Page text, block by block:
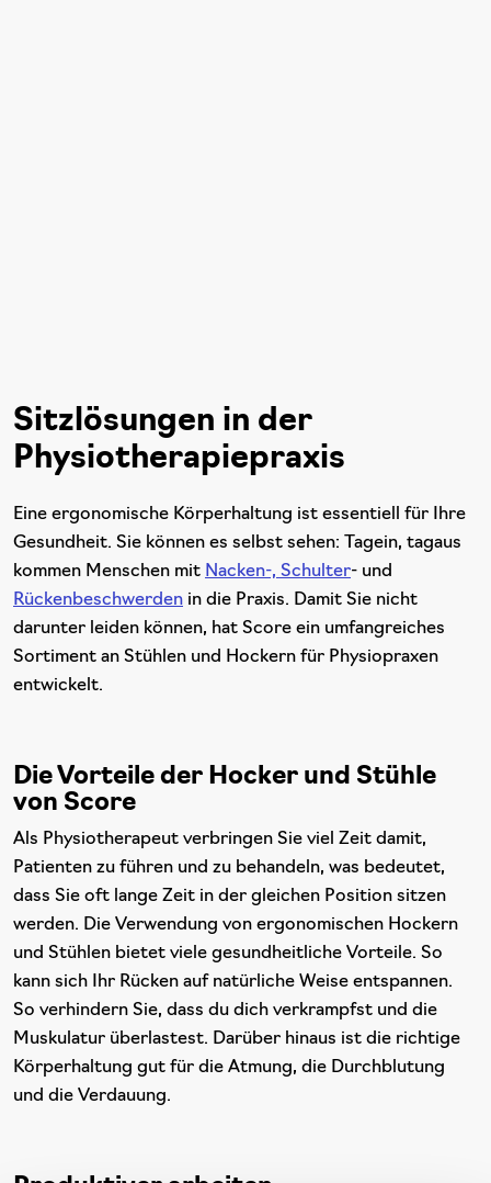
Sitzlösungen in der
Physiotherapiepraxis
Eine ergonomische Körperhaltung ist essentiell für Ihre
Gesundheit. Sie können es selbst sehen: Tagein, tagaus
kommen Menschen mit Nacken-, Schulter- und
Rückenbeschwerden in die Praxis. Damit Sie nicht
darunter leiden können, hat Score ein umfangreiches
Sortiment an Stühlen und Hockern für Physiopraxen
entwickelt.
Die Vorteile der Hocker und Stühle
von Score
Als Physiotherapeut verbringen Sie viel Zeit damit,
Patienten zu führen und zu behandeln, was bedeutet,
dass Sie oft lange Zeit in der gleichen Position sitzen
werden. Die Verwendung von ergonomischen Hockern
und Stühlen bietet viele gesundheitliche Vorteile. So
kann sich Ihr Rücken auf natürliche Weise entspannen.
So verhindern Sie, dass du dich verkrampfst und die
Muskulatur überlastest. Darüber hinaus ist die richtige
Körperhaltung gut für die Atmung, die Durchblutung
und die Verdauung.